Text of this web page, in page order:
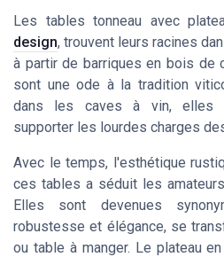
Les tables tonneau avec
design, trouvent leurs racines
à partir de barriques en bois de
sont une ode à la tradition
dans les caves à vin, elles
supporter les lourdes charges
Avec le temps, l'esthétique
ces tables a séduit les
Elles sont devenues
robustesse et élégance, se
ou table à manger. Le plateau